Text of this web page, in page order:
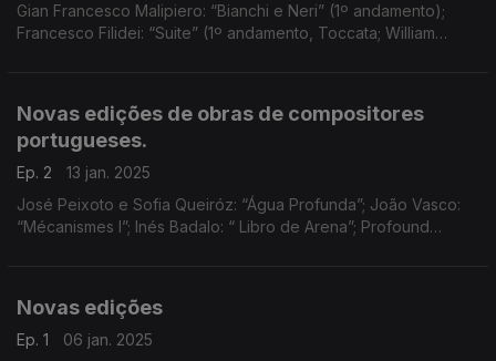
Gian Francesco Malipiero: “Bianchi e Neri” (1º andamento);
Francesco Filidei: “Suite” (1º andamento, Toccata; William
Novas edições de obras de compositores
portugueses.
Ep. 2
13 jan. 2025
José Peixoto e Sofia Queiróz: “Água Profunda”; João Vasco:
“Mécanismes I”; Inés Badalo: “ Libro de Arena”; Profound
Novas edições
Ep. 1
06 jan. 2025